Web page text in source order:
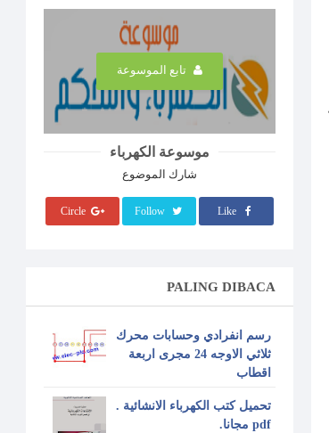
تابع الموسوعة
موسوعة الكهرباء
شارك الموضوع
Like
PALING DIBACA
رسم انفرادي وحسابات محرك
ثلاثي الاوجه 24 مجرى اربعة
اقطاب
تحميل كتب الكهرباء الانشائية .
pdf مجانا.